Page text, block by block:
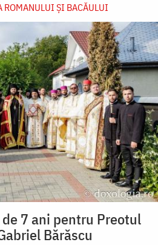
ROMANULUI ŞI BACĂULUI
7 ani pentru Preotul
Bărăscu